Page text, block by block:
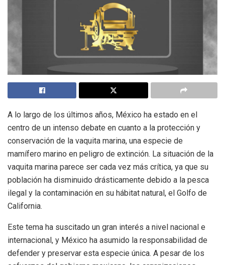
A lo largo de los últimos años, México ha estado en el
centro de un intenso debate en cuanto a la protección y
conservación de la vaquita marina, una especie de
mamífero marino en peligro de extinción. La situación de la
vaquita marina parece ser cada vez más crítica, ya que su
población ha disminuido drásticamente debido a la pesca
ilegal y la contaminación en su hábitat natural, el Golfo de
California.
Este tema ha suscitado un gran interés a nivel nacional e
internacional, y México ha asumido la responsabilidad de
defender y preservar esta especie única. A pesar de los